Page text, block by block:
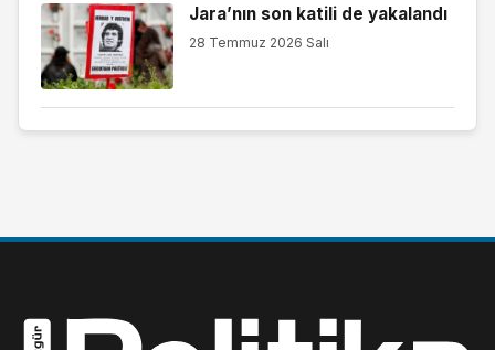
Jara’nın son katili de yakalandı
28 Temmuz 2026 Salı